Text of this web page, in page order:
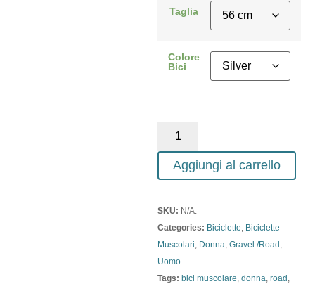
Taglia
Colore
Bici
Aggiungi al carrello
SKU: N/A:
Categories: Biciclette, Biciclette
Muscolari, Donna, Gravel /Road,
Uomo
Tags: bici muscolare, donna, road,